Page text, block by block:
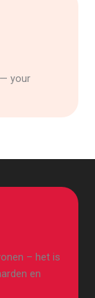
your
– het is
en